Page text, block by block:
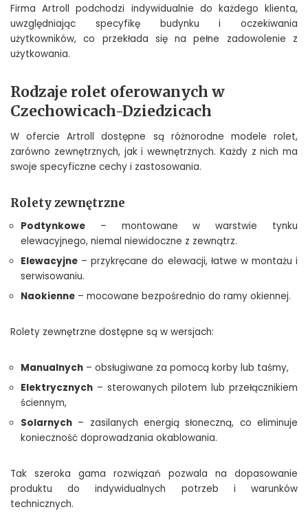
Firma Artroll podchodzi indywidualnie do każdego klienta,
uwzględniając specyfikę budynku i oczekiwania
użytkowników, co przekłada się na pełne zadowolenie z
użytkowania.
Rodzaje rolet oferowanych w
Czechowicach-Dziedzicach
W ofercie Artroll dostępne są różnorodne modele rolet,
zarówno zewnętrznych, jak i wewnętrznych. Każdy z nich ma
swoje specyficzne cechy i zastosowania.
Rolety zewnętrzne
Podtynkowe – montowane w warstwie tynku
elewacyjnego, niemal niewidoczne z zewnątrz.
Elewacyjne – przykręcane do elewacji, łatwe w montażu i
serwisowaniu.
Naokienne – mocowane bezpośrednio do ramy okiennej.
Rolety zewnętrzne dostępne są w wersjach:
Manualnych – obsługiwane za pomocą korby lub taśmy,
Elektrycznych – sterowanych pilotem lub przełącznikiem
ściennym,
Solarnych – zasilanych energią słoneczną, co eliminuje
konieczność doprowadzania okablowania.
Tak szeroka gama rozwiązań pozwala na dopasowanie
produktu do indywidualnych potrzeb i warunków
technicznych.